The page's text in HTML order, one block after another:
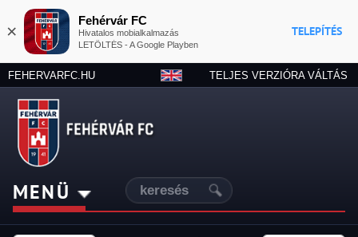
×
Fehérvár FC
Hivatalos mobialkalmazás
LETÖLTÉS - A Google Playben
TELEPÍTÉS
FEHERVARFC.HU TELJES VERZIÓRA VÁLTÁS
MENÜ